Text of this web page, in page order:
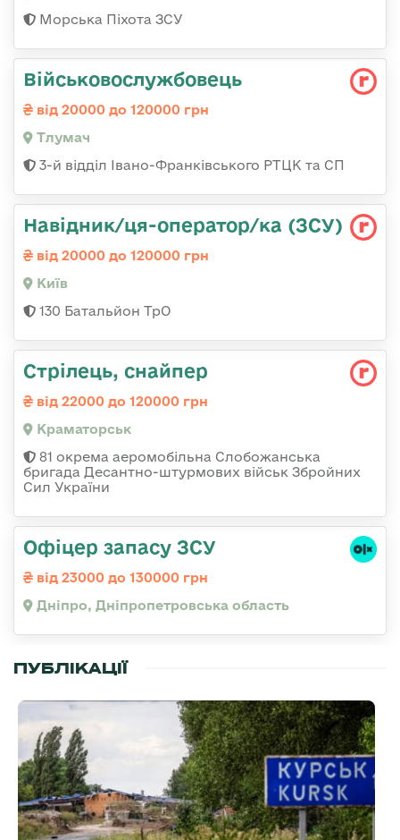
Морська Піхота ЗСУ
Військовослужбовець
від 20000 до 120000 грн
Тлумач
3-й відділ Івано-Франківського РТЦК та СП
Навідник/ця-оператор/ка (ЗСУ)
від 20000 до 120000 грн
Київ
130 Батальйон ТрО
Стрілець, снайпер
від 22000 до 120000 грн
Краматорськ
81 окрема аеромобільна Слобожанська
бригада Десантно-штурмових військ Збройних
Сил України
Офіцер запасу ЗСУ
від 23000 до 130000 грн
Дніпро, Дніпропетровська область
ПУБЛІКАЦІЇ